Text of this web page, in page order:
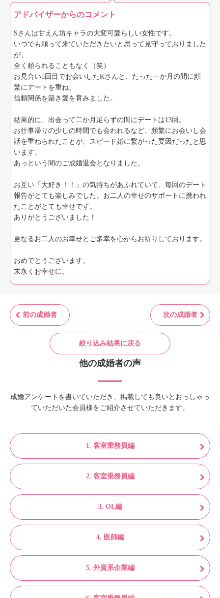
アドバイザーからのコメント
Sさんは甘えん坊キャラの大変可愛らしい女性です。
いつでも頼って来ていただきたいと思って見守っておりました
が、
全く頼られることもなく（笑）
お見合い5回目でお会いしたKさんと、たった一か月の間に頻
繁にデートを重ね、
信頼関係を築き愛を育みました。
結果的に、出会って二か月足らずの間にデートは13回。
お仕事帰りの少しの時間でも会われるなど、頻繁にお会いし会
話を重ねられたことが、スピード婚に繋がった要因だったと思
います。
あっという間のご成婚退会となりました。
お互い「大好き！！」の気持ちがあふれていて、毎回のデート
報告がとても楽しみでした。お二人の幸せのサポートに携われ
たことがとても幸せです。
ありがとうございました！
更なるお二人のお幸せとご多幸を心からお祈りしております。
おめでとうございます。
末永くお幸せに。
前の成婚者 次の成婚者
絞り込み結果に戻る
他の成婚者の声
成婚アンケートを書いていただき、掲載しても良いとおっしゃっ
ていただいた会員様をご紹介させていただきます。
1. 客室乗務員編
2. 客室乗務員編
3. OL編
4. 医師編
5. 外資系企業編